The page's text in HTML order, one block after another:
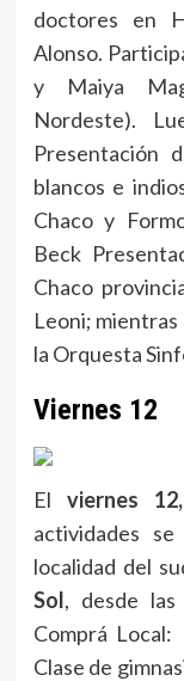
doctores en
Alonso.
y Maiya
Nordeste).
Presentación
blancos e
Chaco y
Beck
Chaco
Leoni;
la Orquesta
Viernes 12
El viernes 12,
actividades
localidad del
Sol, desde las
Comprá Local:
Clase de